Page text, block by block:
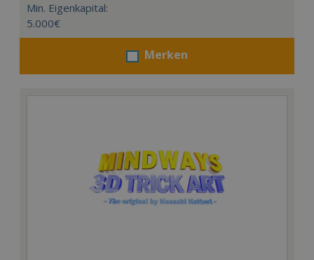
Min. Eigenkapital:
5.000€
Merken